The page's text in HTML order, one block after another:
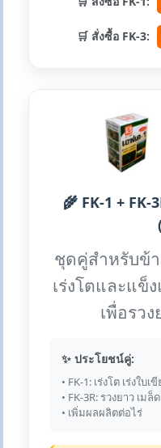
🛒 สั่งซื้อ FK-3:
🌾 FK-1 + FK-
ชุดคู่สำหรับข้า
เร่งโตและแข็
เพื่อรว
✨ ประโยชน์คู่:
• FK-1: เร่งโต เร่งใบเ
• FK-3R: รวงยาว เม
• เพิ่มผลผลิตต่อไร่